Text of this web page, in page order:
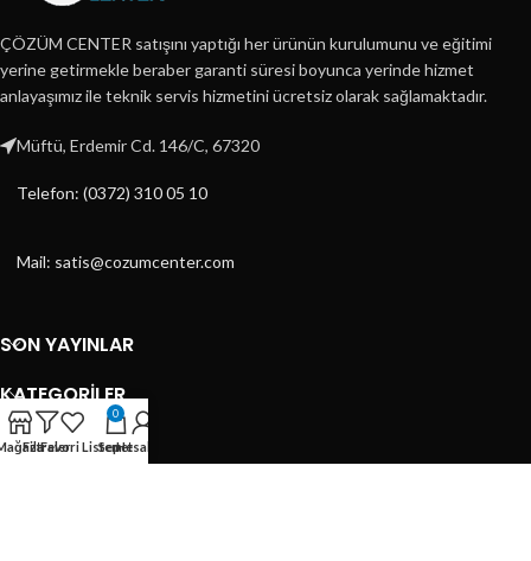
ÇÖZÜM CENTER satışını yaptığı her ürünün kurulumunu ve eğitimi
yerine getirmekle beraber garanti süresi boyunca yerinde hizmet
anlayaşımız ile teknik servis hizmetini ücretsiz olarak sağlamaktadır.
Müftü, Erdemir Cd. 146/C, 67320
Telefon: (0372) 310 05 10
Mail: satis@cozumcenter.com
SON YAYINLAR
KATEGORILER
KATEGORILER
Filtreler
Favori Listem
0
SepetHesabım